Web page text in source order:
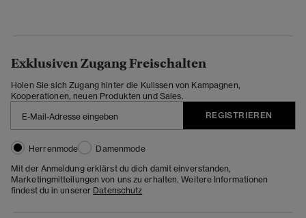
Exklusiven Zugang Freischalten
Holen Sie sich Zugang hinter die Kulissen von Kampagnen,
Kooperationen, neuen Produkten und Sales.
REGISTRIEREN
Herrenmode
Damenmode
Mit der Anmeldung erklärst du dich damit einverstanden,
Marketingmitteilungen von uns zu erhalten. Weitere Informationen
findest du in unserer Datenschutz